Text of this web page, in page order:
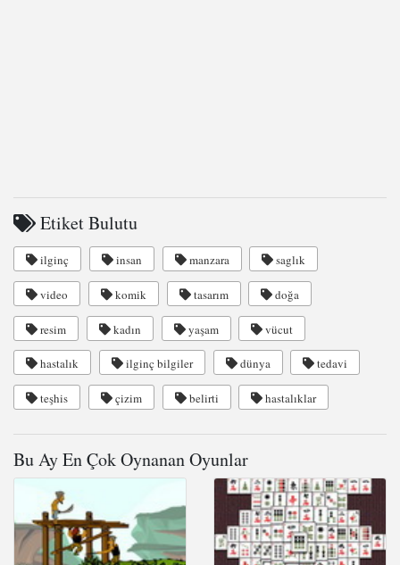
Etiket Bulutu
ilginç insan manzara saglık
video komik tasarım doğa
resim kadın yaşam vücut
hastalık ilginç bilgiler dünya tedavi
teşhis çizim belirti hastalıklar
Bu Ay En Çok Oynanan Oyunlar